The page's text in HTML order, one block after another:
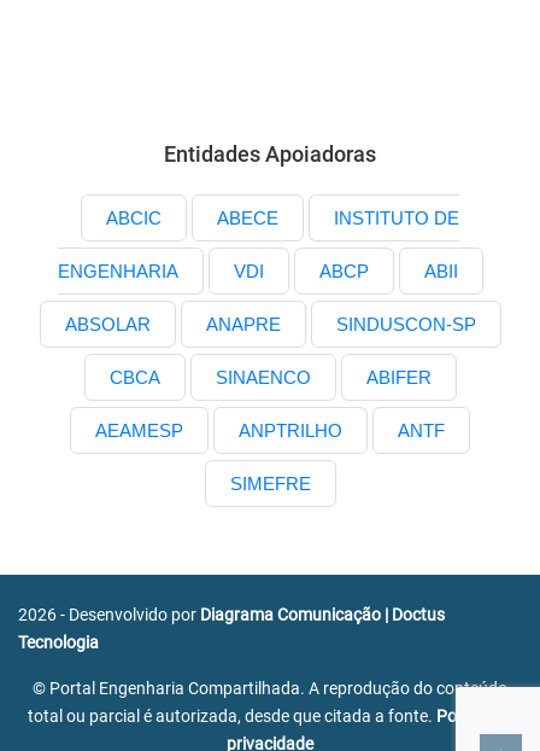
Entidades Apoiadoras
ABCIC ABECE INSTITUTO DE
ENGENHARIA VDI ABCP ABII
ABSOLAR ANAPRE SINDUSCON-SP
CBCA SINAENCO ABIFER
AEAMESP ANPTRILHO ANTF
SIMEFRE
2026 - Desenvolvido por Diagrama Comunicação | Doctus
Tecnologia
© Portal Engenharia Compartilhada. A reprodução do conteúdo
total ou parcial é autorizada, desde que citada a fonte. Política de
privacidade